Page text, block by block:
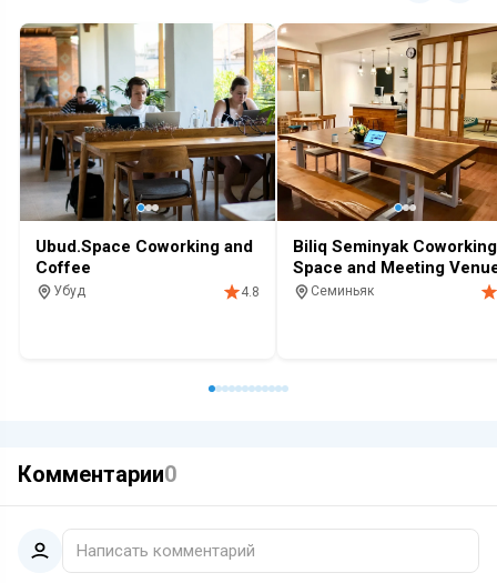
Ubud.Space Coworking and
Coffee
Убуд
4.8
Biliq Seminyak Coworking
Space and Meeting
Семиньяк
Комментарии0
Написать комментарий